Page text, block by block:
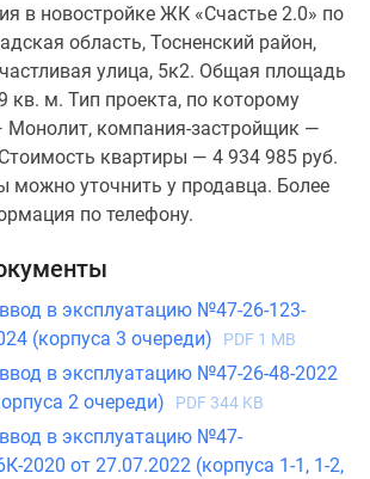
в новостройке ЖК «Счастье 2.0» по
область, Тосненский район,
улица, 5к2. Общая площадь
кв. м. Тип проекта, по которому
Монолит, компания-застройщик —
квартиры — 4 934 985 руб.
можно уточнить у продавца. Более
по телефону.
в эксплуатацию №47-26-123-
(корпуса 3 очереди)
PDF 1 MB
в эксплуатацию №47-26-48-2022
2 очереди)
PDF 344 KB
в эксплуатацию №47-
2020 от 27.07.2022 (корпуса 1-1, 1-2,